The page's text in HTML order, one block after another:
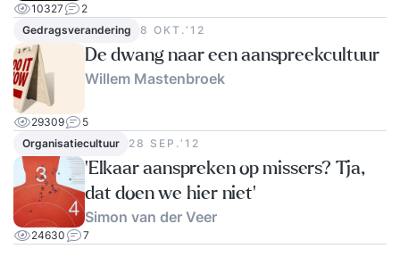
10327
2
Gedragsverandering
8 OKT.‘12
De dwang naar een aanspreekcultuur
Willem Mastenbroek
29309
5
Organisatiecultuur
28 SEP.‘12
‘Elkaar aanspreken op missers? Tja,
dat doen we hier niet’
Simon van der Veer
24630 7